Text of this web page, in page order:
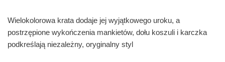
Wielokolorowa krata dodaje jej wyjątkowego uroku, a
postrzępione wykończenia mankietów, dołu koszuli i karczka
podkreślają niezależny, oryginalny styl